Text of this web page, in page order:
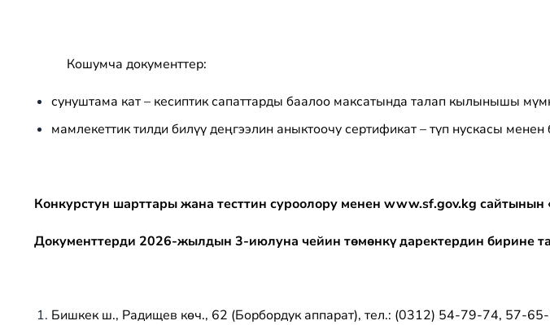
Кошумча документтер:
сунуштама кат – кесиптик сапаттарды баалоо максатында талап кылынышы
мамлекеттик тилди билүү деңгээлин аныктоочу сертификат – түп нускасы
Конкурстун шарттары жана тесттин суроолору менен www.sf.gov.kg сайтынын
Документтерди 2026-жылдын 3-июлуна чейин төмөнкү даректердин бирине
Бишкек ш., Радищев көч., 62 (Борбордук аппарат), тел.: (0312) 54-79-74, 57-